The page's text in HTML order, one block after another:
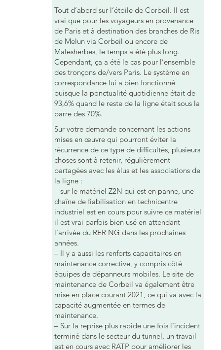
Tout d’abord sur l’étoile de Corbeil. Il est
vrai que pour les voyageurs en provenance
de Paris et à destination des branches de Ris
de Melun via Corbeil ou encore de
Malesherbes, le temps a été plus long.
Cependant, ça a été le cas pour l’ensemble
des tronçons de/vers Paris. Le système en
correspondance lui a bien fonctionné
puisque la ponctualité quotidienne était de
93,6% quand le reste de la ligne était sous la
barre des 70%.
Sur votre demande concernant les actions
mises en œuvre qui pourront éviter la
récurrence de ce type de difficultés, plusieurs
choses sont à retenir, régulièrement
partagées avec les élus et les associations de
la ligne :
– sur le matériel Z2N qui est en panne, une
chaîne de fiabilisation en technicentre
industriel est en cours pour suivre ce matériel
il est vrai parfois bien usé en attendant
l’arrivée du RER NG dans les prochaines
années.
– Il y a aussi les renforts capacitaires en
maintenance corrective, y compris côté
équipes de dépanneurs mobiles. Le site de
maintenance de Corbeil va également être
mise en place courant 2021, ce qui va avec la
capacité augmentée en termes de
maintenance.
– Sur la reprise plus rapide une fois l’incident
terminé dans le secteur du tunnel, un travail
est en cours avec RATP pour améliorer les